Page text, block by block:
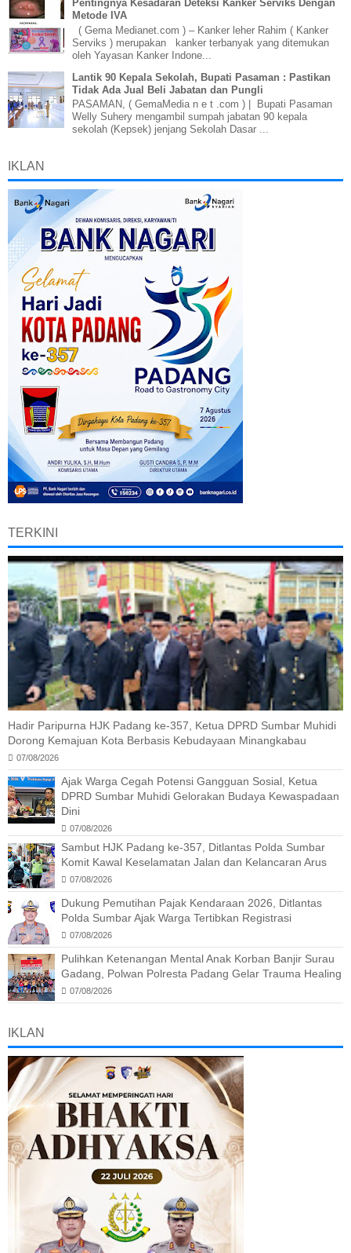
Pentingnya Kesadaran Deteksi Kanker Serviks Dengan
Metode IVA
( Gema Medianet.com ) – Kanker leher Rahim ( Kanker
Serviks ) merupakan kanker terbanyak yang ditemukan
oleh Yayasan Kanker Indone...
Lantik 90 Kepala Sekolah, Bupati Pasaman : Pastikan
Tidak Ada Jual Beli Jabatan dan Pungli
PASAMAN, ( GemaMedia n e t .com ) | Bupati Pasaman
Welly Suhery mengambil sumpah jabatan 90 kepala
sekolah (Kepsek) jenjang Sekolah Dasar ...
IKLAN
TERKINI
Hadir Paripurna HJK Padang ke-357, Ketua DPRD Sumbar Muhidi
Dorong Kemajuan Kota Berbasis Kebudayaan Minangkabau
07/08/2026
Ajak Warga Cegah Potensi Gangguan Sosial, Ketua
DPRD Sumbar Muhidi Gelorakan Budaya Kewaspadaan
Dini
07/08/2026
Sambut HJK Padang ke-357, Ditlantas Polda Sumbar
Komit Kawal Keselamatan Jalan dan Kelancaran Arus
07/08/2026
Dukung Pemutihan Pajak Kendaraan 2026, Ditlantas
Polda Sumbar Ajak Warga Tertibkan Registrasi
07/08/2026
Pulihkan Ketenangan Mental Anak Korban Banjir Surau
Gadang, Polwan Polresta Padang Gelar Trauma Healing
07/08/2026
IKLAN